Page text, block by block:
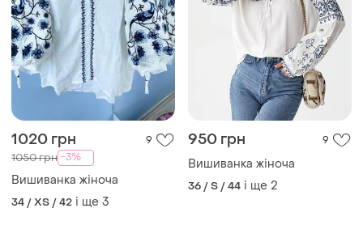
1020 грн 9
1050 грн -3%
Вишиванка жіноча
34 / XS / 42 і ще 3
950 грн 9
Вишиванка жіноча
36 / S / 44 і ще 2